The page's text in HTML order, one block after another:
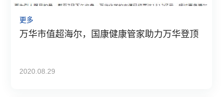
更多
万华市值超海尔，国康健康管家助力万华登顶
2020.08.29